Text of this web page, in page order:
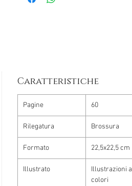
Caratteristiche
Pagine 60
Rilegatura Brossura
Formato 22,5x22,5 cm
Illustrato
Illustrazioni a
colori